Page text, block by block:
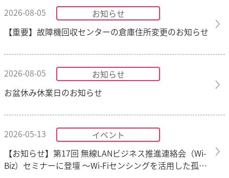
2026-08-05
お知らせ
【重要】故障機回収センターの倉庫住所変更のお知らせ
2026-08-05
お知らせ
お盆休み休業日のお知らせ
2026-05-13
イベント
【お知らせ】第17回 無線LANビジネス推進連絡会（Wi-
Biz）セミナーに登壇 ～Wi-Fiセンシングを活用した孤独